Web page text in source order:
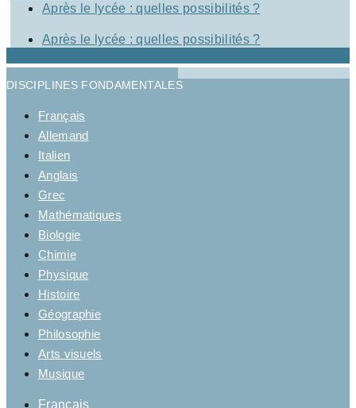
Après le lycée : quelles possibilités ?
Après le lycée : quelles possibilités ?
DISCIPLINES FONDAMENTALES
Français
Allemand
Italien
Anglais
Grec
Mathématiques
Biologie
Chimie
Physique
Histoire
Géographie
Philosophie
Arts visuels
Musique
Français